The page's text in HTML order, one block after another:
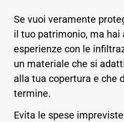
Se vuoi veramente
il tuo patrimonio, ma hai
esperienze con le
un materiale che si
alla tua copertura e che
termine.
Evita le spese